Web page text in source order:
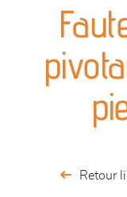
séjours
meubles de
chambres et
literie Retour